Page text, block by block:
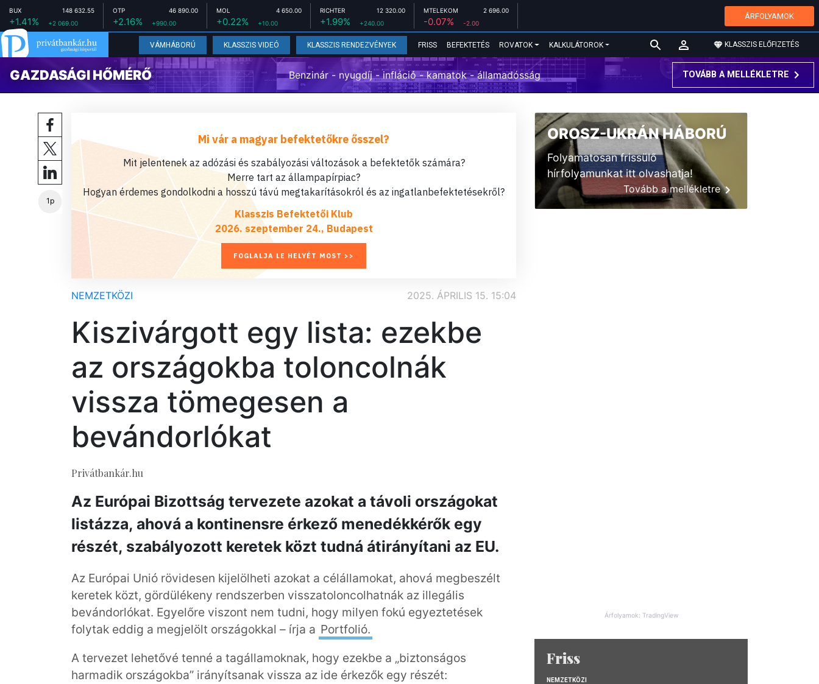
BUX 148 632.55
+1.41% +2 069.00
OTP 46 890.00
+2.16% +990.00
MOL 4 650.00
+0.22% +10.00
RICHTER 12 320.00
+1.99% +240.00
MTELEKOM 2 696.00
-0.07% -2.00
ÁRFOLYAMOK
VÁMHÁBORÚ KLASSZIS VIDEÓ KLASSZIS RENDEZVÉNYEK FRISS BEFEKTETÉS ROVATOK KALKULÁTOROK KLASSZIS ELŐFIZETÉS
GAZDASÁGI HŐMÉRŐ Benzinár - nyugdíj - infláció - kamatok - államadósság TOVÁBB A MELLÉKLETRE
1p
Mi vár a magyar befektetőkre ősszel?
Mit jelentenek az adózási és szabályozási változások a befektetők számára?
Merre tart az állampapírpiac?
Hogyan érdemes gondolkodni a hosszú távú megtakarításokról és az ingatlanbefektetésekről?
Klasszis Befektetői Klub
2026. szeptember 24., Budapest
FOGLALJA LE HELYÉT MOST >>
NEMZETKÖZI 2025. ÁPRILIS 15. 15:04
Kiszivárgott egy lista: ezekbe
az országokba toloncolnák
vissza tömegesen a
bevándorlókat
Privátbankár.hu
Az Európai Bizottság tervezete azokat a távoli országokat
listázza, ahová a kontinensre érkező menedékkérők egy
részét, szabályozott keretek közt tudná átirányítani az EU.
Az Európai Unió rövidesen kijelölheti azokat a célállamokat, ahová megbeszélt
keretek közt, gördülékeny rendszerben visszatoloncolhatnák az illegális
bevándorlókat. Egyelőre viszont nem tudni, hogy milyen fokú egyeztetések
folytak eddig a megjelölt országokkal – írja a Portfolió.
A tervezet lehetővé tenné a tagállamoknak, hogy ezekbe a „biztonságos
harmadik országokba” irányítsanak vissza az ide érkezők egy részét:
OROSZ-UKRÁN HÁBORÚ
Folyamatosan frissülő
hírfolyamunkat itt olvashatja!
Tovább a mellékletre
Árfolyamok: TradingView
Friss
NEMZETKÖZI